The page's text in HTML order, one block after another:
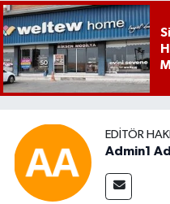
EDITÖR
Admin1